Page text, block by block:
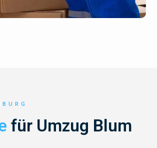
für Umzug Blum